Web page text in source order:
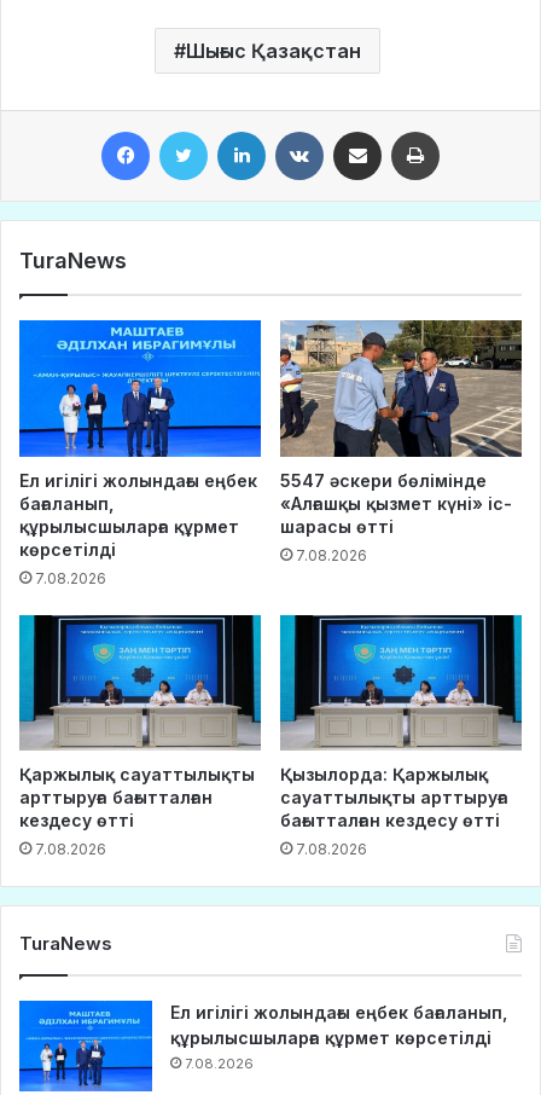
Шығыс Қазақстан
TuraNews
Ел игілігі жолындағы еңбек
бағаланып,
құрылысшыларға құрмет
көрсетілді
7.08.2026
5547 әскери бөлімінде
«Алғашқы қызмет күні» іс-
шарасы өтті
7.08.2026
Қаржылық сауаттылықты
арттыруға бағытталған
кездесу өтті
7.08.2026
Қызылорда: Қаржылық
сауаттылықты арттыруға
бағытталған кездесу өтті
7.08.2026
TuraNews
Ел игілігі жолындағы еңбек бағаланып,
құрылысшыларға құрмет көрсетілді
7.08.2026